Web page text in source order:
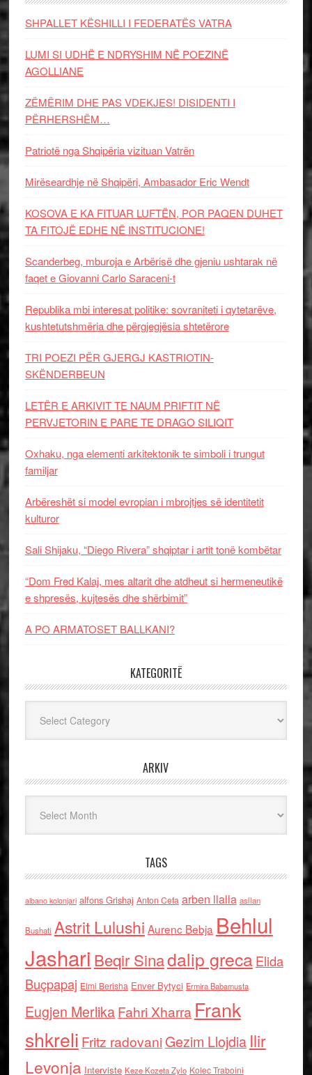
SHPALLET KËSHILLI I FEDERATËS VATRA
LUMI SI UDHË E NDRYSHIM NË POEZINË
AGOLLIANE
ZËMËRIM DHE PAS VDEKJES! DISIDENTI I
PËRHERSHËM…
Patriotë nga Shqipëria vizituan Vatrën
Mirëseardhje në Shqipëri, Ambasador Eric Wendt
KOSOVA E KA FITUAR LUFTËN, POR PAQEN DUHET
TA FITOJË EDHE NË INSTITUCIONE!
Scanderbeg, mburoja e Arbërisë dhe gjeniu ushtarak në
faqet e Giovanni Carlo Saraceni-t
Republika mbi interesat politike: sovraniteti i qytetarëve,
kushtetutshmëria dhe përgjegjësia shtetërore
TRI POEZI PËR GJERGJ KASTRIOTIN-
SKËNDERBEUN
LETËR E ARKIVIT TE NAUM PRIFTIT NË
PERVJETORIN E PARE TE DRAGO SILIQIT
Oxhaku, nga elementi arkitektonik te simboli i trungut
familjar
Arbëreshët si model evropian i mbrojtjes së identitetit
kulturor
Sali Shijaku, “Diego Rivera” shqiptar i artit tonë kombëtar
“Dom Fred Kalaj, mes altarit dhe atdheut si hermeneutikë
e shpresës, kujtesës dhe shërbimit”
A PO ARMATOSET BALLKANI?
KATEGORITË
ARKIV
TAGS
albano kolonjari alfons Grishaj Anton Cefa arben llalla asllan
Bushati Astrit Lulushi Aurenc Bebja Behlul
Jashari Beqir Sinadalip grecaElida
Buçpapaj Elmi Berisha Enver Bytyci Ermira Babamusta
Eugjen MerlikaFahri Xharra Frank
shkreli Fritz radovaniGezim Llojdia Ilir
Levonja Interviste Keze Kozeta Zylo Kolec Traboini